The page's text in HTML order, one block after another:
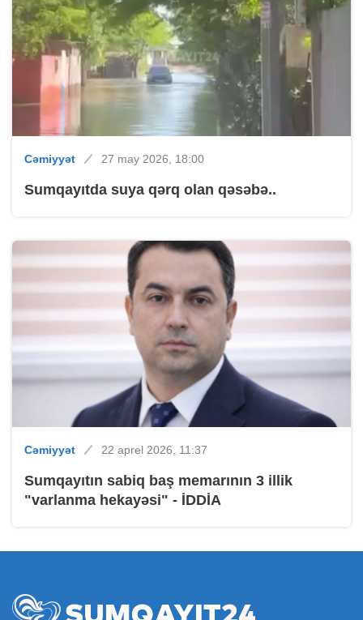
Cəmiyyət 27 may 2026, 18:00
Sumqayıtda suya qərq olan qəsəbə..
Cəmiyyət 22 aprel 2026, 11:37
Sumqayıtın sabiq baş memarının 3 illik
"varlanma hekayəsi" - İDDİA